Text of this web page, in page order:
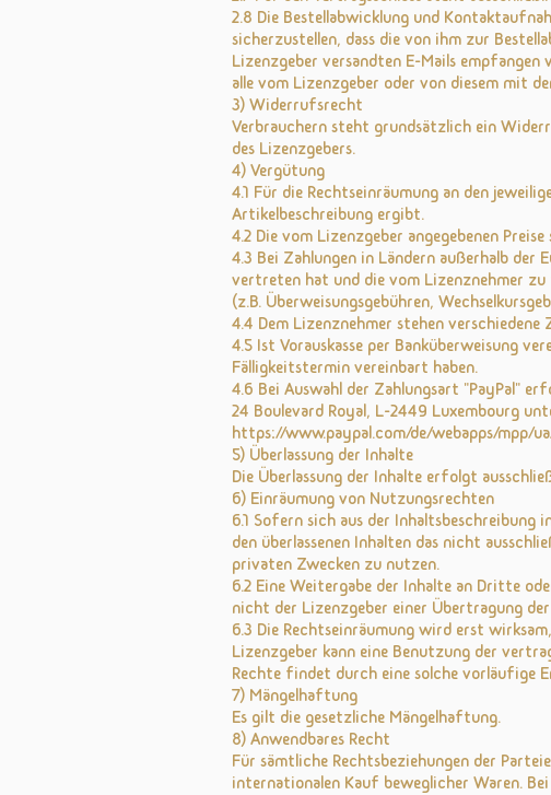
2.8 Die Bestellabwicklung und
sicherzustellen, dass die von ihm zur
Lizenzgeber versandten E-Mails empfangen
alle vom Lizenzgeber oder von diesem mit
3) Widerrufsrecht
Verbrauchern steht grundsätzlich ein
des Lizenzgebers.
4) Vergütung
4.1 Für die Rechtseinräumung an den
Artikelbeschreibung ergibt.
4.2 Die vom Lizenzgeber angegebenen
4.3 Bei Zahlungen in Ländern außerhalb
vertreten hat und die vom Lizenznehmer
(z.B. Überweisungsgebühren,
4.4 Dem Lizenznehmer stehen
4.5 Ist Vorauskasse per Banküberweisung
Fälligkeitstermin vereinbart haben.
4.6 Bei Auswahl der Zahlungsart "PayPal"
24 Boulevard Royal, L-2449 Luxembourg
https://www.paypal.com/de/webapps/mpp/
5) Überlassung der Inhalte
Die Überlassung der Inhalte erfolgt
6) Einräumung von Nutzungsrechten
6.1 Sofern sich aus der Inhaltsbeschreibung
den überlassenen Inhalten das nicht
privaten Zwecken zu nutzen.
6.2 Eine Weitergabe der Inhalte an Dritte
nicht der Lizenzgeber einer Übertragung
6.3 Die Rechtseinräumung wird erst
Lizenzgeber kann eine Benutzung der
Rechte findet durch eine solche vorläufige
7) Mängelhaftung
Es gilt die gesetzliche Mängelhaftung.
8) Anwendbares Recht
Für sämtliche Rechtsbeziehungen der
internationalen Kauf beweglicher Waren.